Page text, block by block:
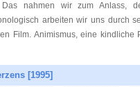
nahmen wir zum Anlass,
arbeiten wir uns durch
Film. Animismus, eine kindliche
[1995]